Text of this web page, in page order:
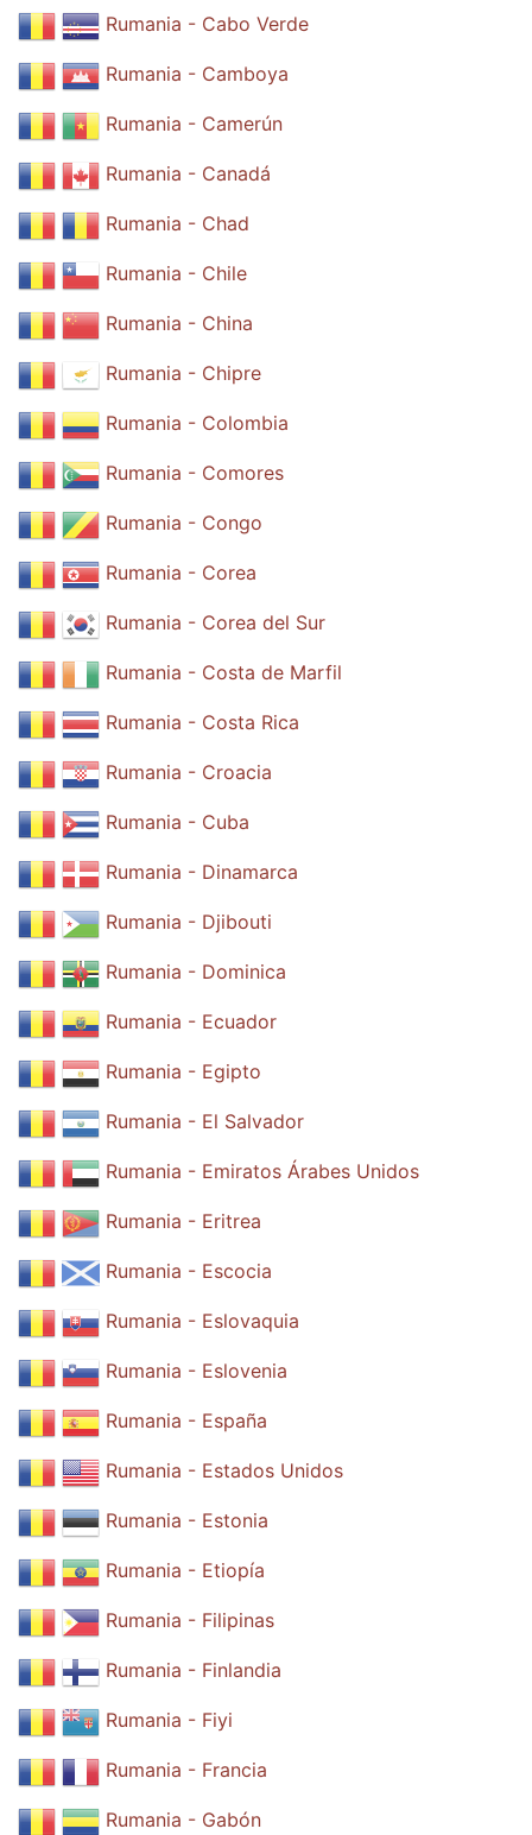
Rumania - Cabo Verde
Rumania - Camboya
Rumania - Camerún
Rumania - Canadá
Rumania - Chad
Rumania - Chile
Rumania - China
Rumania - Chipre
Rumania - Colombia
Rumania - Comores
Rumania - Congo
Rumania - Corea
Rumania - Corea del Sur
Rumania - Costa de Marfil
Rumania - Costa Rica
Rumania - Croacia
Rumania - Cuba
Rumania - Dinamarca
Rumania - Djibouti
Rumania - Dominica
Rumania - Ecuador
Rumania - Egipto
Rumania - El Salvador
Rumania - Emiratos Árabes Unidos
Rumania - Eritrea
Rumania - Escocia
Rumania - Eslovaquia
Rumania - Eslovenia
Rumania - España
Rumania - Estados Unidos
Rumania - Estonia
Rumania - Etiopía
Rumania - Filipinas
Rumania - Finlandia
Rumania - Fiyi
Rumania - Francia
Rumania - Gabón